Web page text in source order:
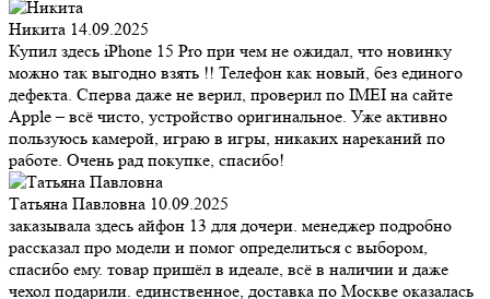
Никита 14.09.2025
Купил здесь iPhone 15 Pro при чем не ожидал, что новинку
можно так выгодно взять !! Телефон как новый, без единого
дефекта. Сперва даже не верил, проверил по IMEI на сайте
Apple – всё чисто, устройство оригинальное. Уже активно
пользуюсь камерой, играю в игры, никаких нареканий по
работе. Очень рад покупке, спасибо!
Татьяна Павловна 10.09.2025
заказывала здесь айфон 13 для дочери. менеджер подробно
рассказал про модели и помог определиться с выбором,
спасибо ему. товар пришёл в идеале, всё в наличии и даже
чехол подарили. единственное, доставка по Москве оказалась